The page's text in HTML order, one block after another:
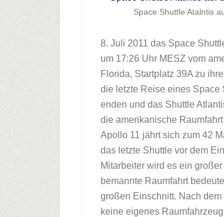
Space Shuttle Atalntis
8. Juli 2011 das Space
um 17:26 Uhr MESZ vom
Florida, Startplatz 39A zu
die letzte Reise eines Space
enden und das Shuttle
die amerikanische
Apollo 11 jährt sich zum 42
das letzte Shuttle vor dem
Mitarbeiter wird es ein
bemannte Raumfahrt
großen Einschnitt. Nach
keine eigenes